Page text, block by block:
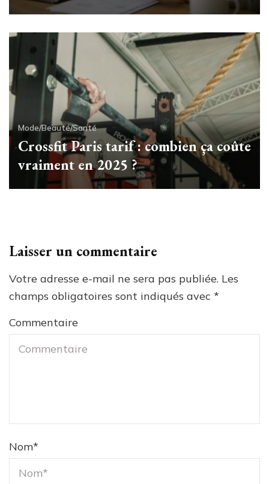
Mode/Beauté/Santé
Crossfit Paris tarif : combien ça coûte
vraiment en 2025 ?
Laisser un commentaire
Votre adresse e-mail ne sera pas publiée. Les
champs obligatoires sont indiqués avec *
Commentaire
Nom*